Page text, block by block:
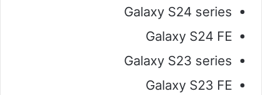
Galaxy S24 series
Galaxy S24 FE
Galaxy S23 series
Galaxy S23 FE